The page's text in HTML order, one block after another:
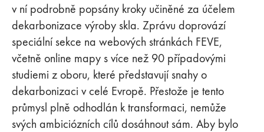
v ní podrobně popsány kroky učiněné za účelem
dekarbonizace výroby skla. Zprávu doprovází
speciální sekce na webových stránkách FEVE,
včetně online mapy s více než 90 případovými
studiemi z oboru, které představují snahy o
dekarbonizaci v celé Evropě. Přestože je tento
průmysl plně odhodlán k transformaci, nemůže
svých ambiciózních cílů dosáhnout sám. Aby bylo